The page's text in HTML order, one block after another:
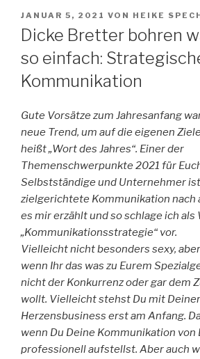
VERÖFFENTLICHT
AM
JANUAR 5, 2021 VON HEIKE
Dicke Bretter bohren
so einfach:
Kommunikation
Gute Vorsätze zum Jahresanfang
neue Trend, um auf die eigenen
heißt „Wort des Jahres“. Einer der
Themenschwerpunkte 2021 für
Selbstständige und Unternehmer
zielgerichtete Kommunikation nach
es mir erzählt und so schlage ich als
„Kommunikationsstrategie“ vor.
Vielleicht nicht besonders sexy,
wenn Ihr das was zu Eurem
nicht der Konkurrenz oder gar dem
wollt. Vielleicht stehst Du mit
Herzensbusiness erst am Anfang.
wenn Du Deine Kommunikation von
professionell aufstellst. Aber auch